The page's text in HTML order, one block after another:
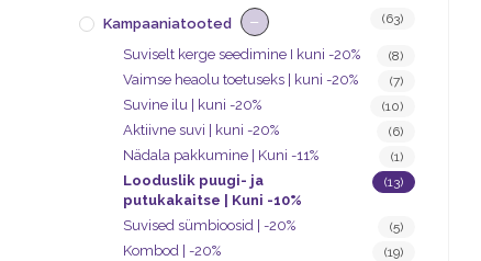
Kampaaniatooted − (63)
Suviselt kerge seedimine I kuni -20% (8)
Vaimse heaolu toetuseks | kuni -20% (7)
Suvine ilu | kuni -20% (10)
Aktiivne suvi | kuni -20% (6)
Nädala pakkumine | Kuni -11% (1)
Looduslik puugi- ja
putukakaitse | Kuni -10%
(13)
Suvised sümbioosid | -20% (5)
Kombod | -20% (19)